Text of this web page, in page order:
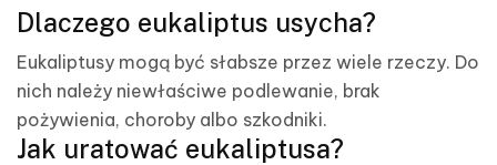
Dlaczego eukaliptus usycha?
Eukaliptusy mogą być słabsze przez wiele rzeczy. Do
nich należy niewłaściwe podlewanie, brak
pożywienia, choroby albo szkodniki.
Jak uratować eukaliptusa?